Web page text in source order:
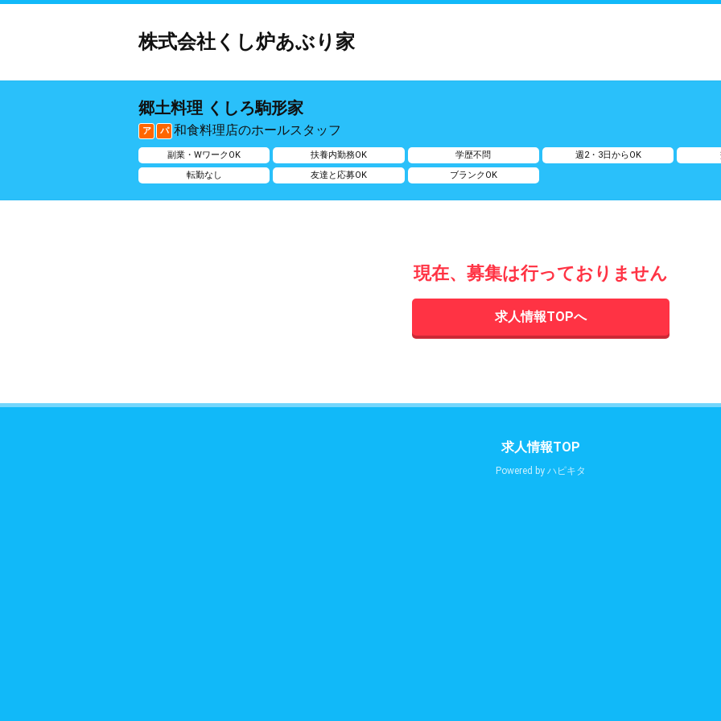
株式会社くし炉あぶり家
郷土料理 くしろ駒形家
ア パ 和食料理店のホールスタッフ
副業・WワークOK 扶養内勤務OK 学歴不問 週2・3日からOK
転勤なし
友達と応募OK ブランクOK
現在、募集は行っておりません
求人情報TOPへ
求人情報TOP
Powered by ハピキタ